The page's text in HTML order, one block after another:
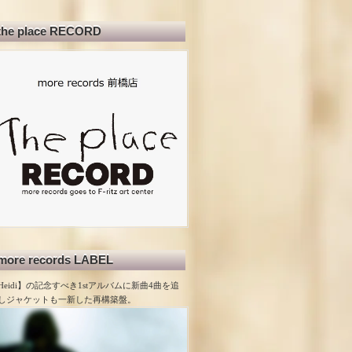
place RECORD
records LABEL
】の記念すべき1stアルバムに新曲4曲を追
ジャケットも一新した再構築盤。